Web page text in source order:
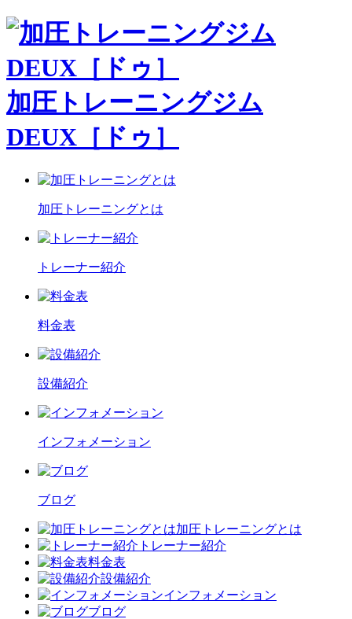
加圧トレーニングジム
DEUX［ドゥ］
加圧トレーニングとは
トレーナー紹介
料金表
設備紹介
インフォメーション
ブログ
加圧トレーニングとは
トレーナー紹介
料金表
設備紹介
インフォメーション
ブログ